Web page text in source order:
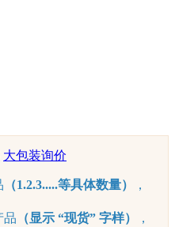
大包装询价
（1.2.3.....等具体数量）
，
品 （显示 “现货” 字样）
，